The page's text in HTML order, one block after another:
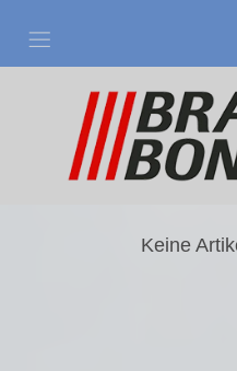
Keine